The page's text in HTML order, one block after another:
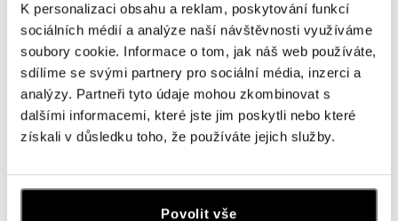
K personalizaci obsahu a reklam, poskytování funkcí
sociálních médií a analýze naší návštěvnosti využíváme
soubory cookie. Informace o tom, jak náš web používáte,
sdílíme se svými partnery pro sociální média, inzerci a
analýzy. Partneři tyto údaje mohou zkombinovat s
dalšími informacemi, které jste jim poskytli nebo které
získali v důsledku toho, že používáte jejich služby.
Povolit vše
Všechny Česko Slovensko
HALADA Pařížská, Praha
Pařížská 7, 110 00 Praha 1
tel.: +420724986111
HALADA Na Příkopě, Praha